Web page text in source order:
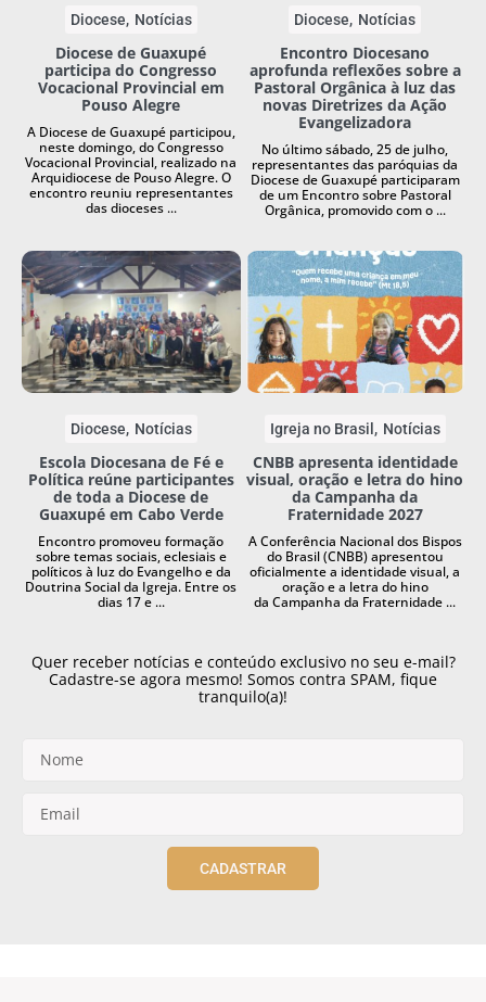
Diocese Notícias
Diocese de Guaxupé
participa do Congresso
Vocacional Provincial em
Pouso Alegre
A Diocese de Guaxupé participou,
neste domingo, do Congresso
Vocacional Provincial, realizado na
Arquidiocese de Pouso Alegre. O
encontro reuniu representantes
das dioceses ...
Diocese Notícias
Encontro Diocesano
aprofunda reflexões sobre a
Pastoral Orgânica à luz das
novas Diretrizes da Ação
Evangelizadora
No último sábado, 25 de julho,
representantes das paróquias da
Diocese de Guaxupé participaram
de um Encontro sobre Pastoral
Orgânica, promovido com o ...
Diocese Notícias
Escola Diocesana de Fé e
Política reúne participantes
de toda a Diocese de
Guaxupé em Cabo Verde
Encontro promoveu formação
sobre temas sociais, eclesiais e
políticos à luz do Evangelho e da
Doutrina Social da Igreja. Entre os
dias 17 e ...
Igreja no Brasil Notícias
CNBB apresenta identidade
visual, oração e letra do hino
da Campanha da
Fraternidade 2027
A Conferência Nacional dos Bispos
do Brasil (CNBB) apresentou
oficialmente a identidade visual, a
oração e a letra do hino
da Campanha da Fraternidade ...
Quer receber notícias e conteúdo exclusivo no seu e-mail?
Cadastre-se agora mesmo! Somos contra SPAM, fique
tranquilo(a)!
CADASTRAR